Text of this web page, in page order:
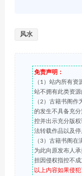
风水
免责声明：
（1）站内所有
站不拥有此类资源
（2）古籍书阁作
的发生不具备充
控并出示充分版
法转载作品以及
（3）古籍书阁在
为此向原发布人
担因侵权指控不
以上内容如果侵